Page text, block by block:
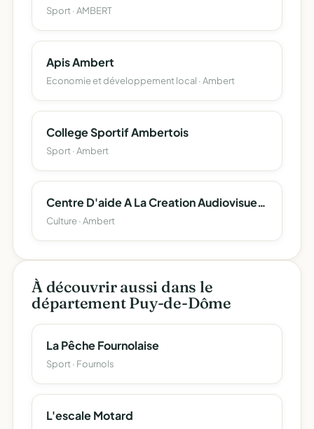
Sport · AMBERT
Apis Ambert
Economie et développement local · Ambert
College Sportif Ambertois
Sport · Ambert
Centre D'aide A La Creation Audiovisuelle Et Cinematographique
Culture · Ambert
À découvrir aussi dans le
département Puy-de-Dôme
La Pêche Fournolaise
Sport · Fournols
L'escale Motard